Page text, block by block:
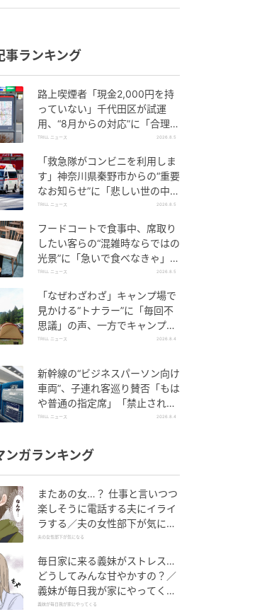
事ランキング
路上喫煙者「現金2,000円を持
っていない」千代田区が試運
用、“8月からの対応”に「合理
的」「他地域にも広げて」
TRILL ニュース 2026.8.5
「救急隊がコンビニを利用しま
す」神奈川県秦野市からの“重要
なお知らせ”に「悲しい世の中だ
な」「ぜひ休んでください」
TRILL ニュース 2026.8.5
フードコートで食事中、席取り
したい客らの“混雑時ならではの
光景”に「急いで食べなきゃ」
「待ってほしい」
TRILL ニュース 2026.8.5
「なぜわざわざ」キャンプ場で
見かける“トナラー”に「毎回不
思議」の声、一方でキャンプ場
ならではの事情も
TRILL ニュース 2026.8.4
新幹線の“ビジネスパーソン向け
車両”、子連れ客巡り賛否「もは
や普通の指定席」「禁止されて
いない」
TRILL ニュース 2026.8.4
ンガランキング
またあの女…？ 仕事と言いつつ
楽しそうに電話する夫にイライ
ラする／夫の女性部下が気にな
る（1）【夫婦の危機 まんが】
夫の女性部下が気になる
毎日家に来る義妹がストレス…
どうしてみんな甘やかすの？／
義妹が毎日我が家にやってくる
（1）【義父母がシンドイんで
義妹が毎日我が家にやってくる